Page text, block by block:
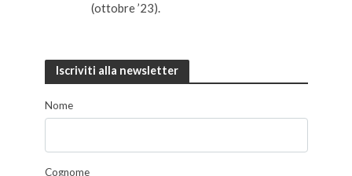
(ottobre ’23).
Iscriviti alla newsletter
Nome
Cognome